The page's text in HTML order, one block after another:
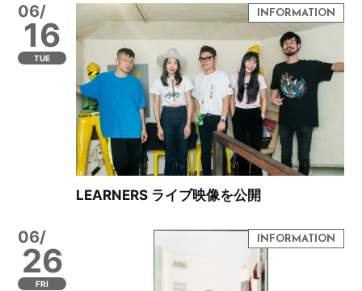
06/
16
TUE
LEARNERS ライブ映像を公開
06/
26
FRI